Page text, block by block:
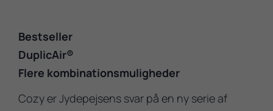
Bestseller
DuplicAir®
Flere kombinationsmuligheder
Cozy er Jydepejsens svar på en ny serie af